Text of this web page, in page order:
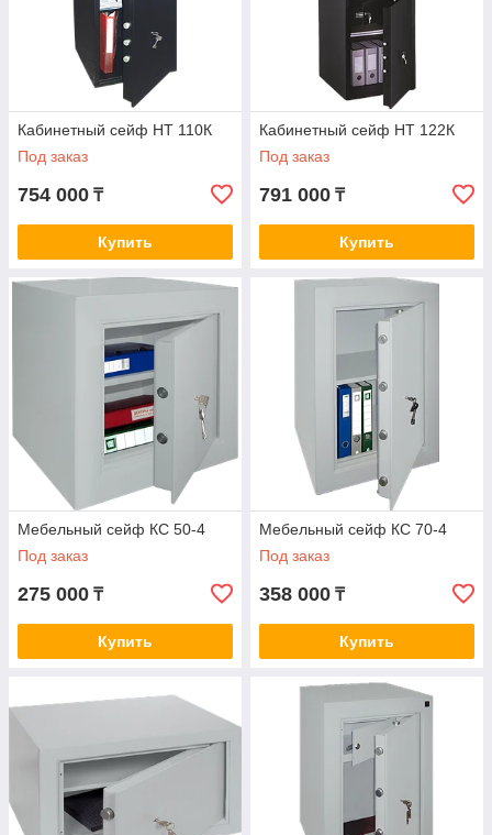
Кабинетный сейф НТ 110К
Под заказ
754 000 ₸
Купить
Кабинетный сейф НТ 122К
Под заказ
791 000 ₸
Купить
Мебельный сейф КС 50-4
Под заказ
275 000 ₸
Купить
Мебельный сейф КС 70-4
Под заказ
358 000 ₸
Купить